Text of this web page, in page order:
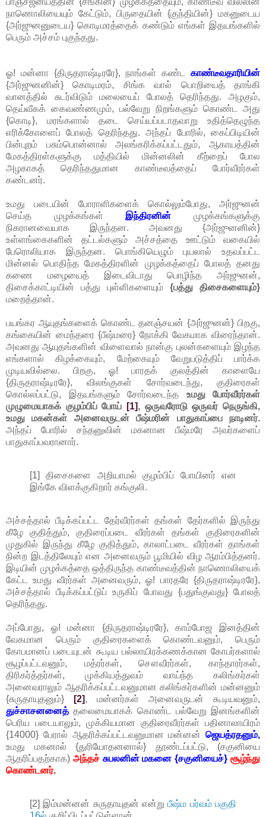
நாணொலியையும் கேட்டும், பிருதையின் {குந்தியின்} மகனுடைய
{அர்ஜுனனுடைய} கொடிமரத்தைக் கண்டும் எங்கள் இதயங்களில்
பெரும் அச்சம் புகுந்தது.
ஓ! மன்னா {திருதராஷ்டிரரே}, நாங்கள் கண்ட காண்டீவதாரியின்
{அர்ஜுனனின்} கொடிமரம், சிங்க வால் பொறியைத் தாங்கி
வானத்தில் சுடர்விடும் மலையைப் போலத் தெரிந்தது. அழகும்,
தெய்வீகக் கைவண்ணமும், பல்வேறு நிறங்களும் கொண்ட அது
{கொடி}, மரங்களால் தடை செய்யப்படாதவாறு உதித்தெழுந்த
எரிக்கோளைப் போலத் தெரிந்தது. அந்தப் போரில், கைப்பிடியின்
பின்புறம் பசும்பொன்னால் அலங்கரிக்கப்பட்டதும், ஆகாயத்தின்
மேகத்திரள்களுக்கு மத்தியில் மின்னலின் கீற்றைப் போல
அழகாகத் தெரிந்ததுமான காண்டீவத்தைப் போர்வீரர்கள்
கண்டனர்.
உமது படையின் போராளிகளைக் கொல்லும்போது, அர்ஜுனன்
செய்த முழக்கங்கள்இந்திரனின் முழக்கங்களுக்கு
நிகரானவையாக இருந்தன. அவனது {அர்ஜுனனின்}
உள்ளங்கைகளின் தட்டல்களும் அச்சத்தை ஊட்டும் வகையில்
பேரொலியாக இருந்தன. பொங்கியெழும் புயலால் உதவப்பட்ட
மின்னல் பொதிந்த மேகத்திரளின் முழக்கத்தைப் போலத் தனது
கணை மழையைத் இடைவிடாது பொழிந்த அர்ஜுனன்,
திசைக்காட்டியின் பத்து புள்ளிகளையும் {பத்து திசைகளையும்}
மறைத்தான்.
பயங்கர ஆயுதங்களைக் கொண்ட தனஞ்சயன் {அர்ஜுனன்} பிறகு,
கங்கையின் மைந்தரை {பீஷ்மரை} நோக்கி வேகமாக விரைந்தான்.
அவனது ஆயுதங்களின் விளைவால் நான்கு புலன்களையும் இழந்த
எங்களால் கிழக்கையும், மேற்கையும் வேறுபடுத்திப் பார்க்க
முடியவில்லை. பிறகு, ஓ! பாரதக் குலத்தின் காளையே
{திருதராஷ்டிரரே}, விலங்குகள் சோர்வடைந்து, குதிரைகள்
கொல்லப்பட்டு, இதயங்களும் சோர்வடைந்த உமது போர்வீரர்கள்
முழுமையாகக் குழம்பிப் போய்
[1], ஒருவரோடு ஒருவர் நெருங்கி,
உமது மகன்கள் அனைவருடன் பீஷ்மரின் பாதுகாப்பை நாடினர்.
அந்தப் போரில் சந்தனுவின் மகனான பீஷ்மரே அவர்களைப்
பாதுகாப்பவரானார்.
[1] திசைகளை அறியாமல் குழம்பிப் போயினர் என
இங்கே விளக்குகிறார் கங்குலி.
அச்சத்தால் பீடிக்கப்பட்ட தேர்வீரர்கள் தங்கள் தேர்களில் இருந்து
கீழே குதித்தும், குதிரைப்படை வீரர்கள் தங்கள் குதிரைகளின்
முதுகில் இருந்து கீழே குதித்தும், காலாட்படை வீரர்கள் தாங்கள்
நின்ற இடத்திலேயும் என அனைவரும் பூமியில் விழ ஆரம்பித்தனர்.
இடியின் முழக்கத்தை ஒத்திருந்த காண்டீவத்தின் நாணொலியைக்
கேட்ட உமது வீரர்கள் அனைவரும், ஓ! பாரதரே {திருதராஷ்டிரரே},
அச்சத்தால் பீடிக்கப்பட்டுப் உருகிப் போவது {பதுங்குவது} போலத்
தெரிந்தது.
அப்போது, ஓ! மன்னா {திருதராஷ்டிரரே}, காம்போஜ இனத்தின்
வேகமான பெரும் குதிரைகளைக் கொண்டவனும், பெரும்
கோபமானப் படையுடன் கூடிய பல்லாயிரக்கணக்கான கோபர்களால்
சூழப்பட்டவனும், மத்ரர்கள், சௌவீரர்கள், காந்தாரர்கள்,
திரிகர்த்தர்கள், முக்கியத்துவம் வாய்ந்த கலிங்கர்கள்
அனைவராலும் ஆதரிக்கப்பட்டவனுமான கலிங்கர்களின் மன்னனும்
{சுருதாயுதனும்}
[2], மன்னர்கள் அனைவருடன் கூடியவனும்,
துச்சாசனனைத் தலைமையாகக் கொண்ட பல்வேறு இனங்களின்
பெரிய படையாலும், முக்கியமான குதிரைவீரர்கள் பதினாலாயிரம்
{14000} பேரால் ஆதரிக்கப்பட்டவனுமான மன்னன் ஜெயத்ரதனும்,
உமது மகனால் {துரியோதனனால்} தூண்டப்பட்டு, (சகுனியை
ஆதரிப்பதற்காக) அந்தச் சுபலனின் மகனை {சகுனியைச்} சூழ்ந்து
கொண்டனர்.
[2] இம்மன்னன் சுருதாயுதன் என்றுபீஷ்ம பர்வம் பகுதி